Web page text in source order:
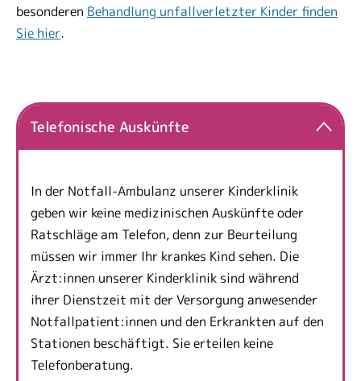
besonderen Behandlung unfallverletzter Kinder finden
Sie hier.
Telefonische Auskünfte
In der Notfall-Ambulanz unserer Kinderklinik
geben wir keine medizinischen Auskünfte oder
Ratschläge am Telefon, denn zur Beurteilung
müssen wir immer Ihr krankes Kind sehen. Die
Ärzt:innen unserer Kinderklinik sind während
ihrer Dienstzeit mit der Versorgung anwesender
Notfallpatient:innen und den Erkrankten auf den
Stationen beschäftigt. Sie erteilen keine
Telefonberatung.